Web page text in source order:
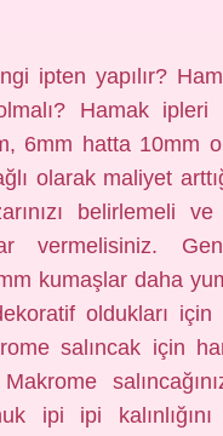
ipten yapılır?
Hamak ipleri
6mm hatta 10mm
olarak maliyet
belirlemeli
vermelisiniz.
kumaşlar daha
oldukları için
salıncak için
Makrome
ipi ipi kalınlığını